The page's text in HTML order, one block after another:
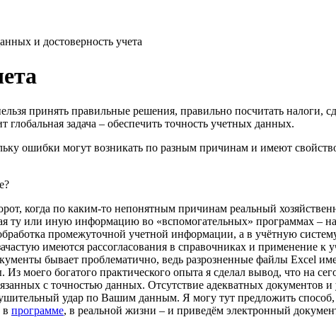
и достоверность учета
принять правильные решения, правильно посчитать налоги,
задача – обеспечить точность учетных данных.
ошибки могут возникать по разным причинам и имеют
когда по каким-то непонятным причинам реальный
ту или иную информацию во «вспомогательных» программах –
промежуточной учетной информации, а в учётную
имеются рассогласования в справочниках и применение
бывает проблематично, ведь разрозненные файлы Excel
моего богатого практического опыта я сделал вывод, что на
с точностью данных. Отсутствие адекватных документов
удар по Вашим данным. Я могу тут предложить
в программе, в реальной жизни – и приведём электронный